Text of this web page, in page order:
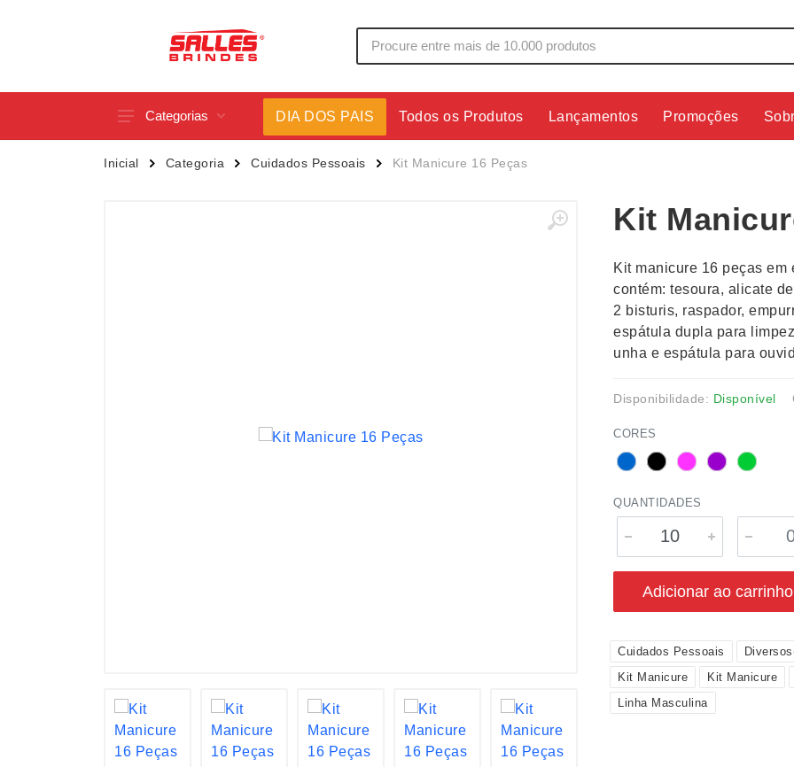
Categorias
Acessórios p/ Celular
Canecas
Cuidados Pessoais
Esporte e Jogos
Fones de
Kit
Kit Queijo
Lanternas
DIA DOS PAIS Todos os Produtos Lançamentos Promoções
Inicial Categoria Cuidados Pessoais Kit Manicure 16 Peças
Kit
Kit manicure 16 peças
contém: tesoura, alicate
2 bisturis, raspador,
espátula dupla para
unha e espátula para
Disponibilidade: Disponível
CORES
QUANTIDADES
Adicionar ao carrinho
Cuidados Pessoais
Kit Manicure
Kit Manicure
Linha Masculina